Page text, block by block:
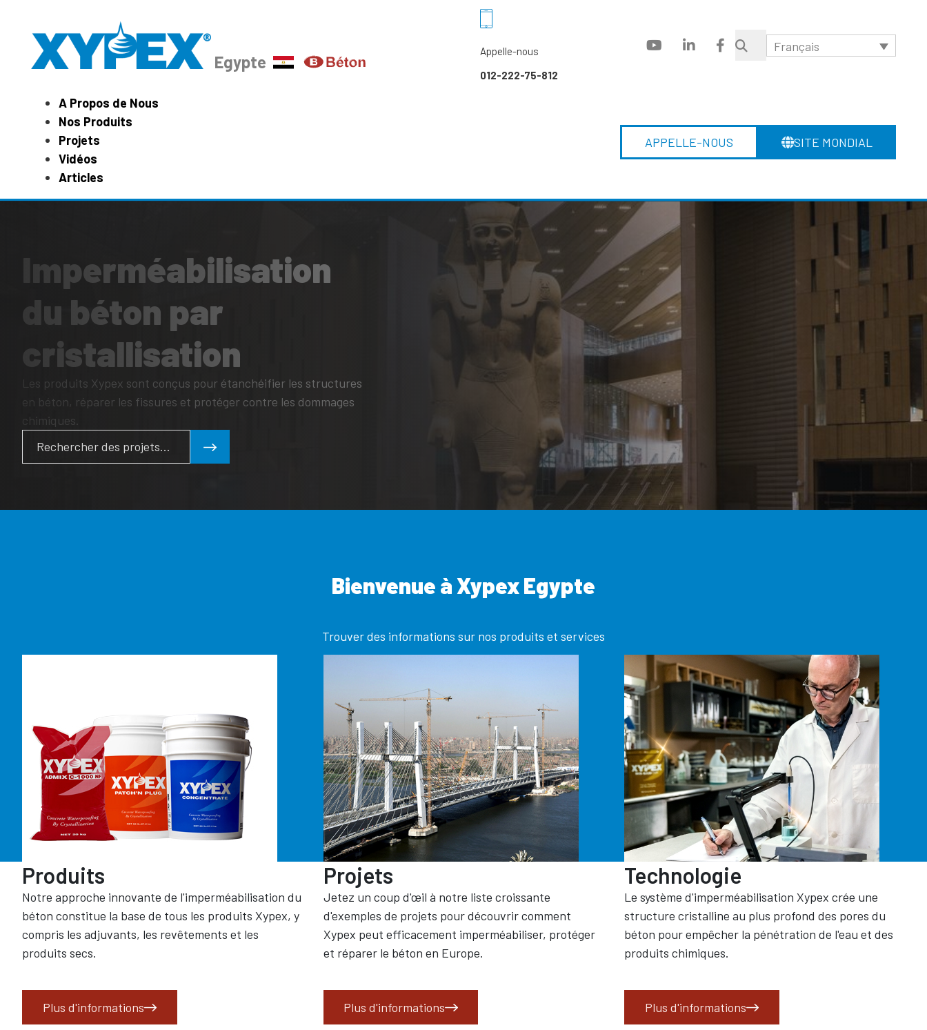
Egypte
Appelle-nous
012-222-75-812
Français
A Propos de Nous
Nos Produits
Projets
Vidéos
Articles
APPELLE-NOUS SITE MONDIAL
Imperméabilisation
du béton par
cristallisation
Les produits Xypex sont conçus pour étanchéifier les structures
en béton, réparer les fissures et protéger contre les dommages
chimiques.
Bienvenue à Xypex Egypte
Trouver des informations sur nos produits et services
Produits
Notre approche innovante de l'imperméabilisation du
béton constitue la base de tous les produits Xypex, y
compris les adjuvants, les revêtements et les
produits secs.
Plus d'informations
Projets
Jetez un coup d'œil à notre liste croissante
d'exemples de projets pour découvrir comment
Xypex peut efficacement imperméabiliser, protéger
et réparer le béton en Europe.
Plus d'informations
Technologie
Le système d'imperméabilisation Xypex crée une
structure cristalline au plus profond des pores du
béton pour empêcher la pénétration de l'eau et des
produits chimiques.
Plus d'informations